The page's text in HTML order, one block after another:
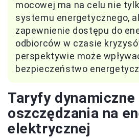
mocowej ma na celu nie
systemu energetycznego,
zapewnienie dostępu do
odbiorców w czasie
perspektywie może
bezpieczeństwo
Taryfy dynamiczne
oszczędzania na
elektrycznej